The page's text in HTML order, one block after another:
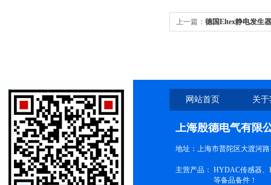
上一篇： 德国Eltex静电发生
网站首页 关
上海殷德电气有限
地址：上海市普陀区大渡河路
主营产品： HYDAC传感器、
等备品备件！